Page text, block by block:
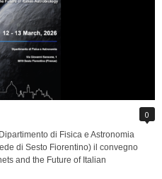
0
di Fisica e Astronomia
di Sesto Fiorentino) il convegno
and the Future of Italian